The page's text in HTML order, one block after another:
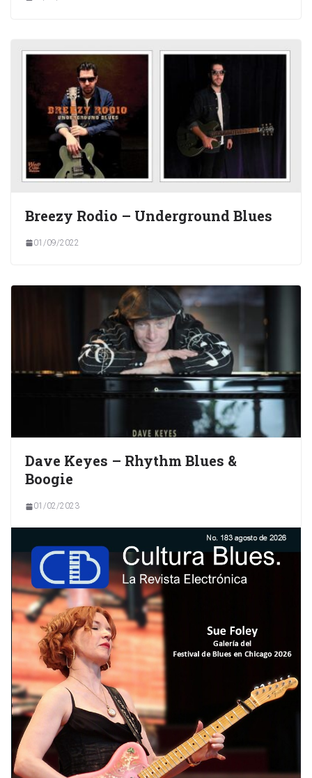
Breezy Rodio – Underground Blues
01/09/2022
Dave Keyes – Rhythm Blues &
Boogie
01/02/2023